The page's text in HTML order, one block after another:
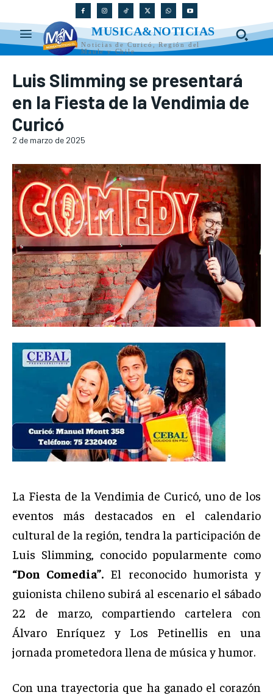
MUSICA&NOTICIAS
Noticias de Curicó, Región del
Maule y Chile
Luis Slimming se presentará
en la Fiesta de la Vendimia de
Curicó
2 de marzo de 2025
La Fiesta de la Vendimia de Curicó, uno de los
eventos más destacados en el calendario
cultural de la región, tendra la participación de
Luis Slimming, conocido popularmente como
“Don Comedia”. El reconocido humorista y
guionista chileno subirá al escenario el sábado
22 de marzo, compartiendo cartelera con
Álvaro Enríquez y Los Petinellis en una
jornada prometedora llena de música y humor.
Con una trayectoria que ha ganado el corazón